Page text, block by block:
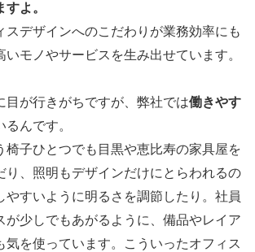
よ。
スデザインへのこだわりが業務効率にも
いモノやサービスを生み出せています。
目が行きがちですが、弊社では働きやす
んです。
椅子ひとつでも目黒や恵比寿の家具屋を
り、照明もデザインだけにとらわれるの
やすいように明るさを調節したり。社員
が少しでもあがるように、備品やレイア
気を使っています。こういったオフィス